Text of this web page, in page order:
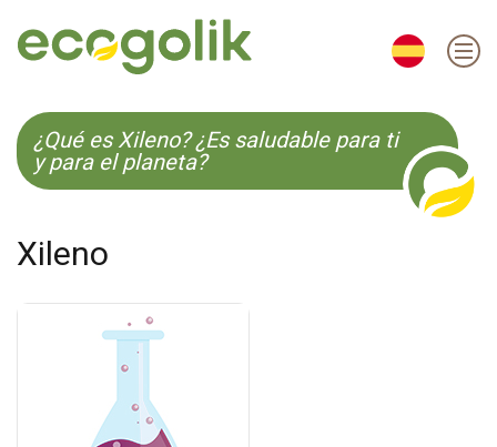
EN ES CS KO
¿Qué es Xileno? ¿Es saludable para ti
y para el planeta?
Xileno